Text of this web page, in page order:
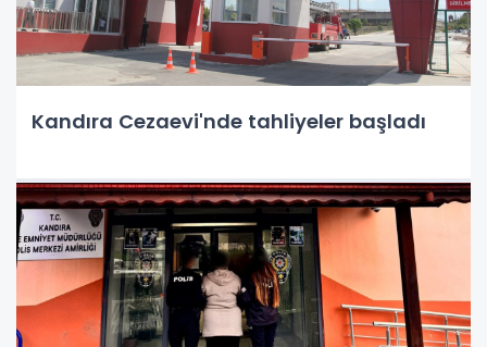
Kandıra Cezaevi'nde tahliyeler başladı